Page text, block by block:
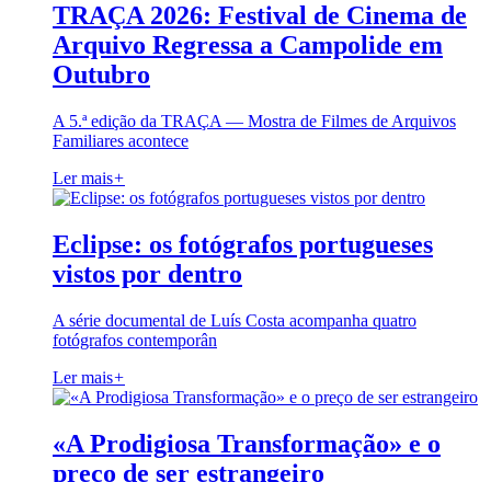
TRAÇA 2026: Festival de Cinema de
Arquivo Regressa a Campolide em
Outubro
A 5.ª edição da TRAÇA — Mostra de Filmes de Arquivos
Familiares acontece
Ler mais+
Eclipse: os fotógrafos portugueses
vistos por dentro
A série documental de Luís Costa acompanha quatro
fotógrafos contemporân
Ler mais+
«A Prodigiosa Transformação» e o
preço de ser estrangeiro